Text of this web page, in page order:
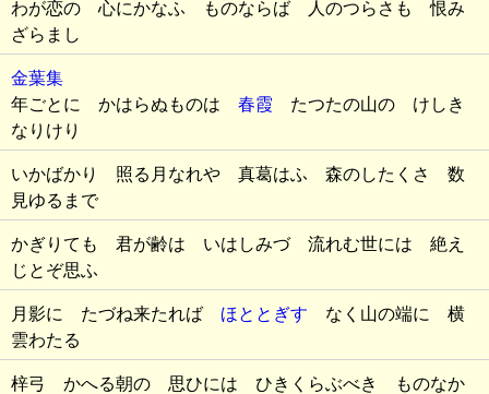
わが恋の 心にかなふ ものならば 人のつらさも 恨み
ざらまし
金葉集
年ごとに かはらぬものは 春霞 たつたの山の けしき
なりけり
いかばかり 照る月なれや 真葛はふ 森のしたくさ 数
見ゆるまで
かぎりても 君が齢は いはしみづ 流れむ世には 絶え
じとぞ思ふ
月影に たづね来たれば ほととぎす なく山の端に 横
雲わたる
梓弓 かへる朝の 思ひには ひきくらぶべき ものなか